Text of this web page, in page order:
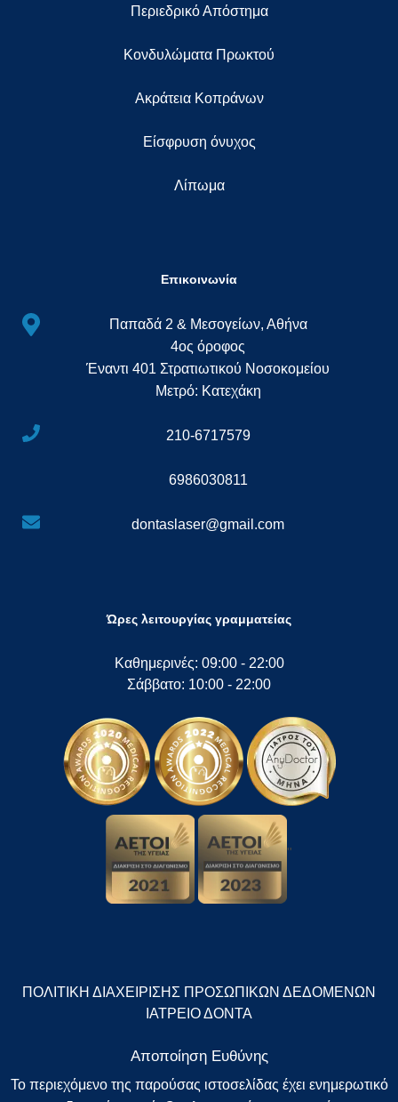
Περιεδρικό Απόστημα
Κονδυλώματα Πρωκτού
Ακράτεια Κοπράνων
Eίσφρυση όνυχος
Λίπωμα
Επικοινωνία
Παπαδά 2 & Μεσογείων, Αθήνα
4ος όροφος
Έναντι 401 Στρατιωτικού Νοσοκομείου
Μετρό: Κατεχάκη
210-6717579
6986030811
dontaslaser@gmail.com
Ώρες λειτουργίας γραμματείας
Καθημερινές: 09:00 - 22:00
Σάββατο: 10:00 - 22:00
"
ΠΟΛΙΤΙΚΗ ΔΙΑΧΕΙΡΙΣΗΣ ΠΡΟΣΩΠΙΚΩΝ ΔΕΔΟΜΕΝΩΝ
ΙΑΤΡΕΙΟ ΔΟΝΤΑ
Αποποίηση Ευθύνης
Το περιεχόμενο της παρούσας ιστοσελίδας έχει ενημερωτικό